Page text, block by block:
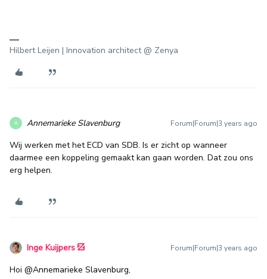
Hilbert Leijen | Innovation architect @ Zenya
A Annemarieke Slavenburg Forum|Forum|3 years ago
Wij werken met het ECD van SDB. Is er zicht op wanneer
daarmee een koppeling gemaakt kan gaan worden. Dat zou ons
erg helpen.
Inge Kuijpers Forum|Forum|3 years ago
Hoi @Annemarieke Slavenburg,